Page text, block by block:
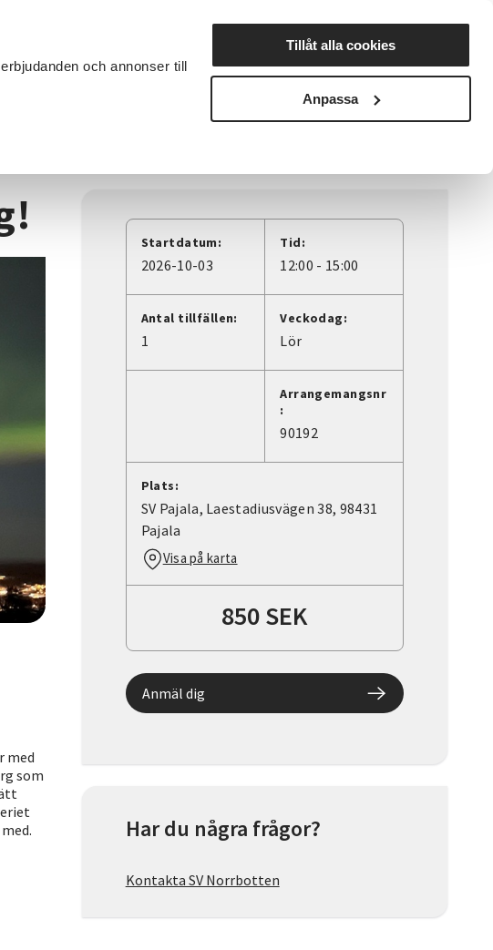
och annonser till
Tillåt alla cookies
Anpassa
Nyheter Avdelningar
med
som
Startdatum:
2026-10-03
Tid:
12:00 - 15:00
Antal tillfällen:
1
Veckodag:
Lör
Arrangemangsnr
:
90192
Plats:
SV Pajala, Laestadiusvägen 38, 98431
Pajala
Visa på karta
850 SEK
Anmäl dig
Har du några frågor?
Kontakta SV Norrbotten